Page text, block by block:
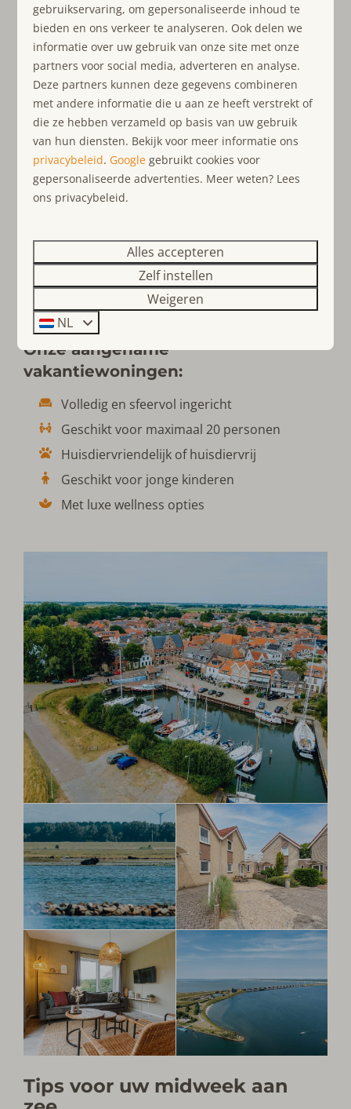
Luxe overnachten aan zee
Bij Ouddorp Connection hebben wij voor iedereen het
ideale verblijf. Zo kunt u overnachten in een
vakantiehuis, chalet of appartement dat optioneel op
een vakantiepark ligt. Een aantal van onze
vakantiehuizen beschikt over luxe wellness faciliteiten
voor nét dat extra beetje comfort. Zo kunt u heerlijk
ontspannen in uw eigen sauna, jacuzzi of bubbelbad.
hond
is welkom in onze huisdiervriendelijke
en/of een traphekje. Onze vakantiehuizen zijn geschikt
voor maximaal 20 personen en beschikken over een
complete en sfeervolle inrichting.Vanuit uw luxe
vakantiewoning staat u zo met uw voeten in het zand!
Onze aangename
vakantiewoningen:
Volledig en sfeervol ingericht
Geschikt voor maximaal 20 personen
Huisdiervriendelijk of huisdiervrij
Geschikt voor jonge kinderen
Met luxe wellness opties
Tips voor uw midweek aan
gebruikservaring, om gepersonaliseerde inhoud te
bieden en ons verkeer te analyseren. Ook delen we
informatie over uw gebruik van onze site met onze
partners voor social media, adverteren en analyse.
Deze partners kunnen deze gegevens combineren
met andere informatie die u aan ze heeft verstrekt of
die ze hebben verzameld op basis van uw gebruik
van hun diensten. Bekijk voor meer informatie ons
privacybeleid. Google gebruikt cookies voor
gepersonaliseerde advertenties. Meer weten? Lees
ons privacybeleid.
Alles accepteren
Zelf instellen
Weigeren
NL